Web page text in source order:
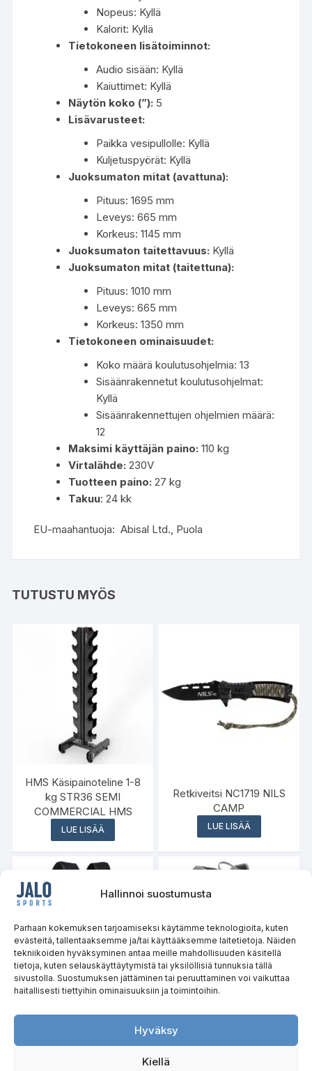
Hallinnoi suostumusta
Parhaan kokemuksen tarjoamiseksi käytämme teknologioita, kuten
evästeitä, tallentaaksemme ja/tai käyttääksemme laitetietoja. Näiden
tekniikoiden hyväksyminen antaa meille mahdollisuuden käsitellä
tietoja, kuten selauskäyttäytymistä tai yksilöllisiä tunnuksia tällä
sivustolla. Suostumuksen jättäminen tai peruuttaminen voi vaikuttaa
haitallisesti tiettyihin ominaisuuksiin ja toimintoihin.
Hyväksy
Kiellä
Nopeus: Kyllä
Kalorit: Kyllä
Tietokoneen lisätoiminnot:
Audio sisään: Kyllä
Kaiuttimet: Kyllä
Näytön koko (”): 5
Lisävarusteet:
Paikka vesipullolle: Kyllä
Kuljetuspyörät: Kyllä
Juoksumaton mitat (avattuna):
Pituus: 1695 mm
Leveys: 665 mm
Korkeus: 1145 mm
Juoksumaton taitettavuus: Kyllä
Juoksumaton mitat (taitettuna):
Pituus: 1010 mm
Leveys: 665 mm
Korkeus: 1350 mm
Tietokoneen ominaisuudet:
Koko määrä koulutusohjelmia: 13
Sisäänrakennetut koulutusohjelmat:
Kyllä
Sisäänrakennettujen ohjelmien määrä:
12
Maksimi käyttäjän paino: 110 kg
Virtalähde: 230V
Tuotteen paino: 27 kg
Takuu: 24 kk
EU-maahantuoja: Abisal Ltd., Puola
TUTUSTU MYÖS
HMS Käsipainoteline 1-8
kg STR36 SEMI
COMMERCIAL HMS
LUE LISÄÄ
Retkiveitsi NC1719 NILS
CAMP
LUE LISÄÄ
Taktinen painoliivi 13.5 kg
TKO14 HMS PREMIUM
LUE LISÄÄ
Reppu Caver 18l NC1950
LUE LISÄÄ